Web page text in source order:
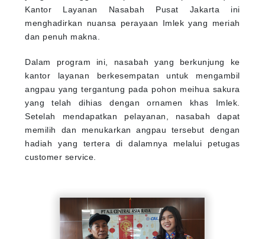
Kantor Layanan Nasabah Pusat Jakarta ini
menghadirkan nuansa perayaan Imlek yang meriah
dan penuh makna.
Dalam program ini, nasabah yang berkunjung ke
kantor layanan berkesempatan untuk mengambil
angpau yang tergantung pada pohon meihua sakura
yang telah dihias dengan ornamen khas Imlek.
Setelah mendapatkan pelayanan, nasabah dapat
memilih dan menukarkan angpau tersebut dengan
hadiah yang tertera di dalamnya melalui petugas
customer service.